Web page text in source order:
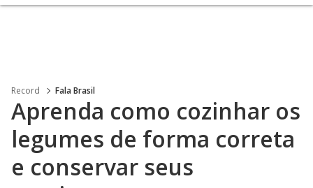
Record Fala Brasil
Aprenda como cozinhar os
legumes de forma correta
e conservar seus